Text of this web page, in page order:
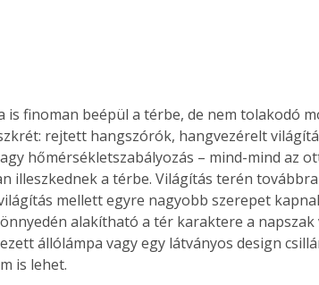
vagy
is
Bárhol,
élve
az
A
is finoman beépül a térbe, de nem tolakodó
rejtett hangszórók, hangvezérelt
hőmérsékletszabályozás – mind-mind az
illeszkednek a térbe. Világítás terén
mellett egyre nagyobb szerepet
alakítható a tér karaktere a napszak
állólámpa vagy egy látványos design
is lehet.